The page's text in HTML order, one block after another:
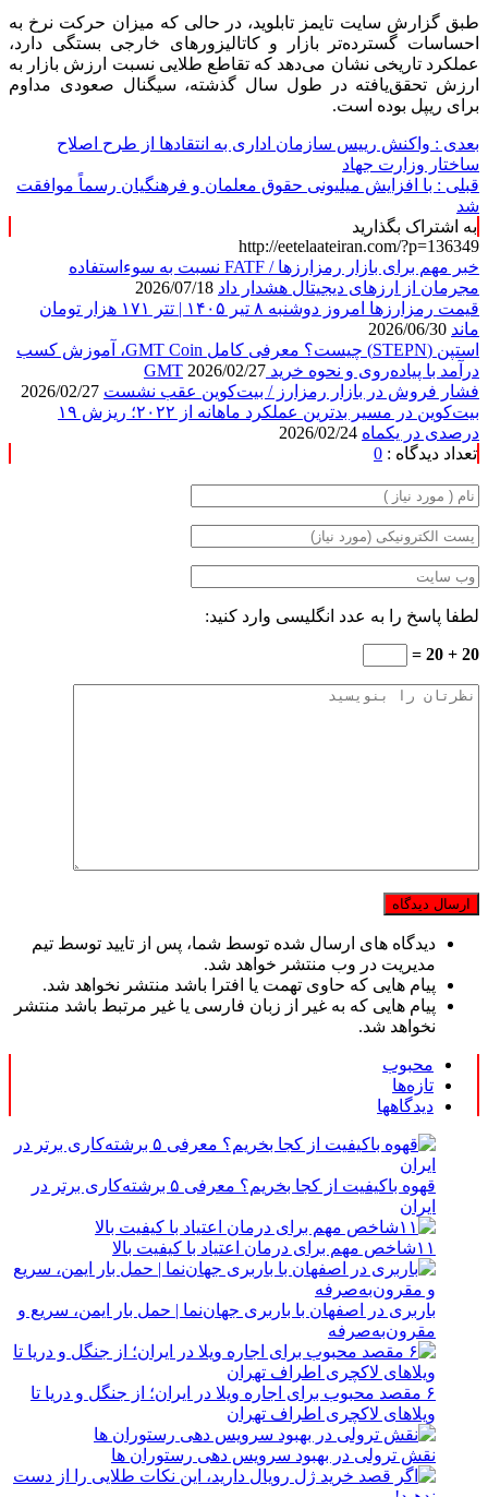
طبق گزارش سایت تایمز تابلوید، در حالی که میزان حرکت نرخ به
احساسات گسترده‌تر بازار و کاتالیزور‌های خارجی بستگی دارد،
عملکرد تاریخی نشان می‌دهد که تقاطع طلایی نسبت ارزش بازار به
ارزش تحقق‌یافته در طول سال گذشته، سیگنال صعودی مداوم
برای ریپل بوده است.
بعدی : واکنش رییس سازمان اداری به انتقادها از طرح اصلاح
ساختار وزارت جهاد
قبلی : با افزایش میلیونی حقوق معلمان و فرهنگیان رسماً موافقت
شد
به اشتراک بگذارید
http://eetelaateiran.com/?p=136349
خبر مهم برای بازار رمزارزها / FATF نسبت به سوءاستفاده
مجرمان از ارزهای دیجیتال هشدار داد
قیمت رمزارزها امروز دوشنبه ۸ تیر ۱۴۰۵ | تتر ۱۷۱ هزار تومان
ماند
استپن (STEPN) چیست؟ معرفی کامل GMT Coin، آموزش کسب
درآمد با پیاده‌روی و نحوه خرید GMT 2026/02/27
فشار فروش در بازار رمزارز / بیت‌کوین عقب نشست
بیت‌کوین در مسیر بدترین عملکرد ماهانه از ۲۰۲۲؛ ریزش ۱۹
درصدی در یکماه
تعداد دیدگاه : 0
لطفا پاسخ را به عدد انگلیسی وارد کنید:
20 + 20 =
دیدگاه های ارسال شده توسط شما، پس از تایید توسط تیم
مدیریت در وب منتشر خواهد شد.
پیام هایی که حاوی تهمت یا افترا باشد منتشر نخواهد شد.
پیام هایی که به غیر از زبان فارسی یا غیر مرتبط باشد منتشر
نخواهد شد.
محبوب
تازه‌ها
دیدگاهها
قهوه باکیفیت از کجا بخریم؟ معرفی ۵ برشته‌کاری برتر در
ایران
۱۱شاخص مهم برای درمان اعتیاد با کیفیت بالا
باربری در اصفهان با باربری جهان‌نما | حمل بار ایمن، سریع و
مقرون‌به‌صرفه
۶ مقصد محبوب برای اجاره ویلا در ایران؛ از جنگل و دریا تا
ویلاهای لاکچری اطراف تهران
نقش ترولی در بهبود سرویس دهی رستوران ها